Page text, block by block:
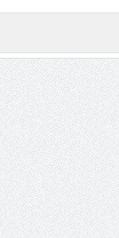
XXIII nella